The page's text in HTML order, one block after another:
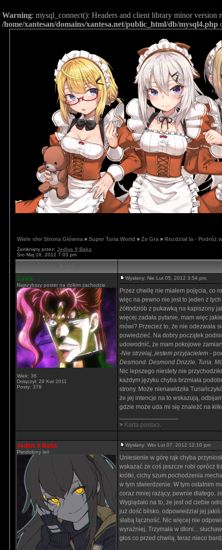
Warning: mysql_connect(): Headers and client library minor
/home/xantesan/domains/xantesa.net/public_html/db/mysql4.php
Wiele sfer Strona Główna » Super Turia World » Że Gra » Rozdział Ia - Podróż
Zamknięty przez: Jedius 9 Baka
Śro Maj 16, 2012 7:03 pm
Cinek
Najszybszy poster na dzikim zachodzie
Wiek: 36
Dołączył: 29 Kwi 2011
Posty: 378
Wysłany: Nie Lut 05, 2012 3:54 pm
Przez chwilę nie miałem pojęcia, co
więc na pewno nie jest to jeden z
żółtodziób z pukawką na kapiszony
więcej zadała pytanie, mam więc
mówi? Przecież to, że nie odezwała
powiedzieć. Na dobry początek
udowodnić, że mam pokojowe
-Nie strzelaj, jestem przyjacielem -
Desmond. Desmond Drizzle. Turia.
Nic lepszego niestety nie
każdym języku chyba brzmiała
strony. Może nienawidziła
że jej intencje na to wskazują,
gdzie może uda mi się znaleźć na
> Karta postaci.
Jedius 9 Baka
Pierdolony leń
Wysłany: Wto Lut 07, 2012 12:10 pm
Uniesienie w górę rąk chyba
wskazać że coś jeszcze robi oprócz
krótki, cichy szum pochodzenia
w tym stwierdzenie. W tym ostatnim
coraz mniej rażący, pewnie dlatego,
Wyglądało na to, że jest od ciebie
już dość blisko, odpowiedział jej jakiś
słabą łączność. Nic więcej nie
wyraźniej. Trzymała w dłoni...
głos co przed chwilą, teraz nieco